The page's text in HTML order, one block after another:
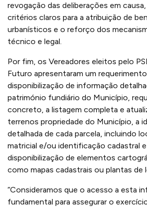
revogação das deliberações em
critérios claros para a atribuição de
urbanísticos e o reforço dos
técnico e legal.
Por fim, os Vereadores eleitos pelo
Futuro apresentaram um
disponibilização de informação
património fundiário do Município,
concreto, a listagem completa e
terrenos propriedade do Município, a
detalhada de cada parcela, incluindo
matricial e/ou identificação cadastral
disponibilização de elementos
como mapas cadastrais ou plantas de
“Consideramos que o acesso a esta
fundamental para assegurar o